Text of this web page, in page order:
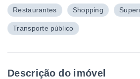
Restaurantes Shopping
Transporte público
Descrição do imóvel